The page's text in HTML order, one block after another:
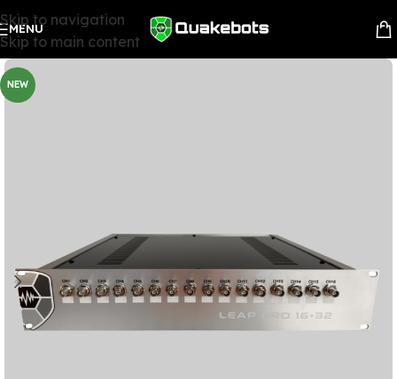
Skip to navigation
Skip to main content
MENU
NEW